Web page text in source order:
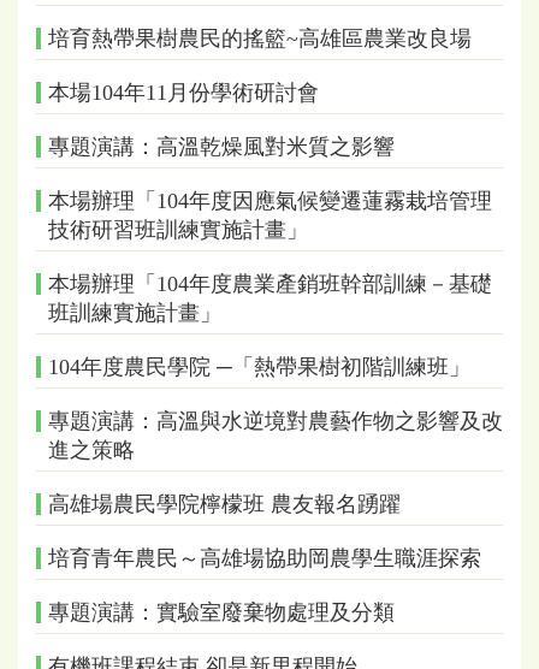
培育熱帶果樹農民的搖籃~高雄區農業改良場
本場104年11月份學術研討會
專題演講：高溫乾燥風對米質之影響
本場辦理「104年度因應氣候變遷蓮霧栽培管理
技術研習班訓練實施計畫」
本場辦理「104年度農業產銷班幹部訓練－基礎
班訓練實施計畫」
104年度農民學院 ─「熱帶果樹初階訓練班」
專題演講：高溫與水逆境對農藝作物之影響及改
進之策略
高雄場農民學院檸檬班 農友報名踴躍
培育青年農民～高雄場協助岡農學生職涯探索
專題演講：實驗室廢棄物處理及分類